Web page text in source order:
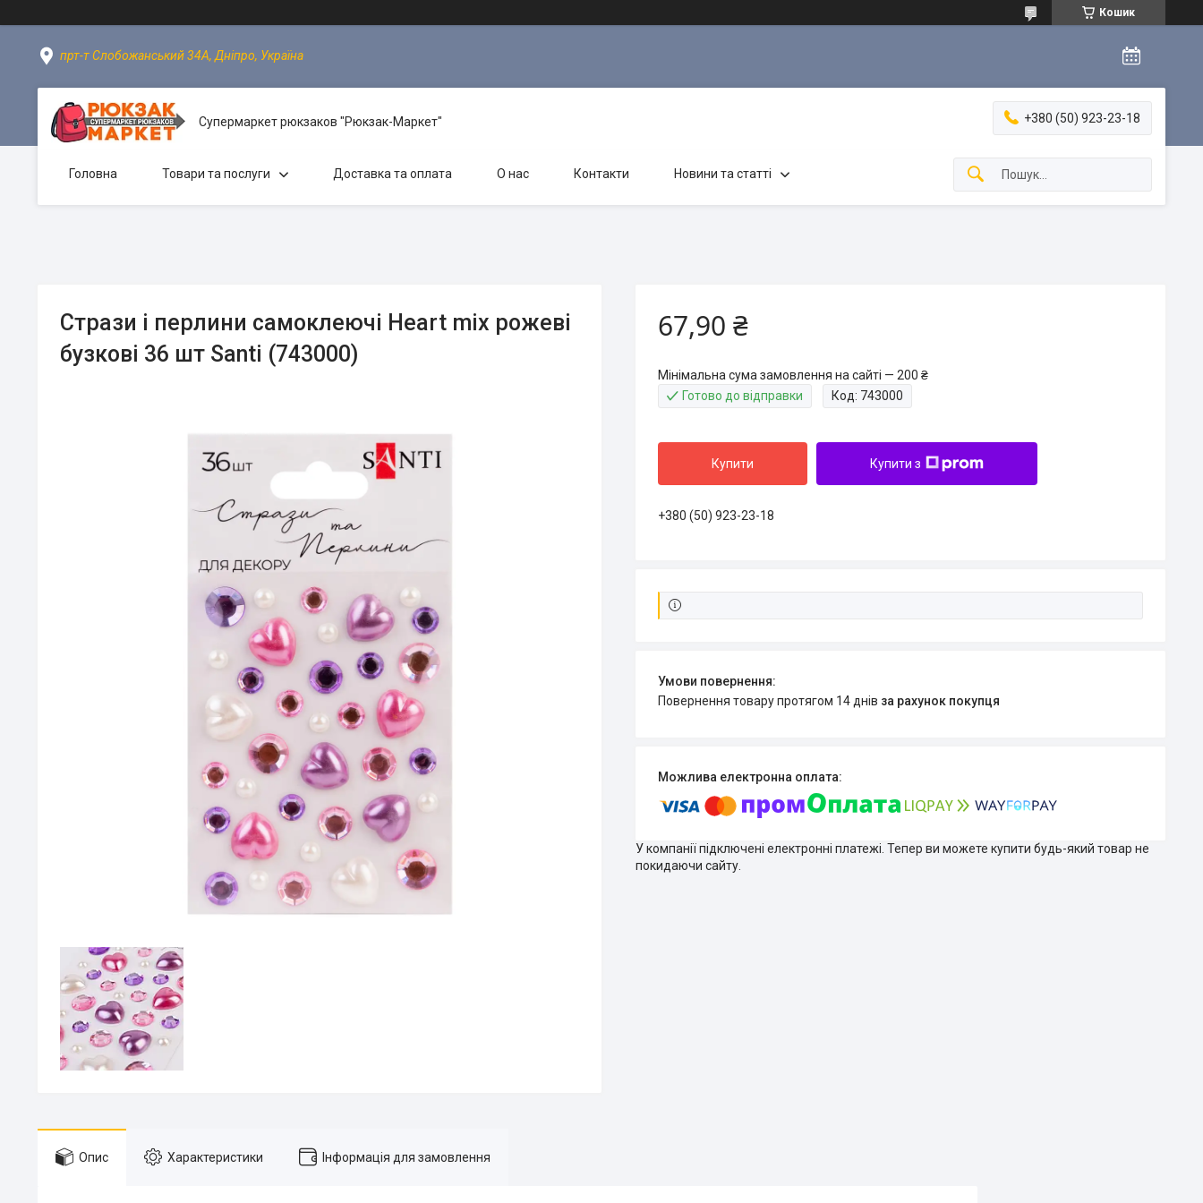
Кошик
прт-т Слобожанський 34А, Дніпро, Україна
Супермаркет рюкзаков "Рюкзак-Маркет" +380 (50) 923-23-18
Головна Товари та послуги Доставка та оплата О нас Контакти Новини та статті
Стрази і перлини самоклеючі Heart mix рожеві
бузкові 36 шт Santi (743000)
67,90 ₴
Мінімальна сума замовлення на сайті — 200 ₴
Готово до відправки
Код: 743000
Купити Купити з
+380 (50) 923-23-18
повернення товару протягом 14 днів за рахунок покупця
У компанії підключені електронні платежі. Тепер ви можете купити будь-який товар не
покидаючи сайту.
Опис Характеристики Інформація для замовлення